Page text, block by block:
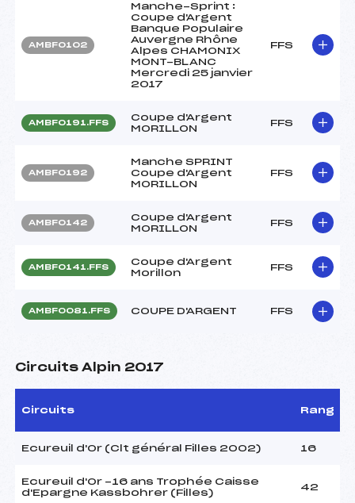
AMBF0102
Manche-Sprint :
Coupe d'Argent
Banque Populaire
Auvergne Rhône
Alpes CHAMONIX
MONT-BLANC
Mercredi 25 janvier
2017
FFS
AMBF0191.FFS
Coupe d'Argent
MORILLON
FFS
AMBF0192
Manche SPRINT
Coupe d'Argent
MORILLON
FFS
AMBF0142
Coupe d'Argent
MORILLON
FFS
AMBF0141.FFS
Coupe d'Argent
Morillon
FFS
AMBF0081.FFS COUPE D'ARGENT FFS
Circuits Alpin 2017
Circuits Rang
Ecureuil d'Or (Clt général Filles 2002) 16
Ecureuil d'Or -16 ans Trophée Caisse
d'Epargne Kassbohrer (Filles)
42